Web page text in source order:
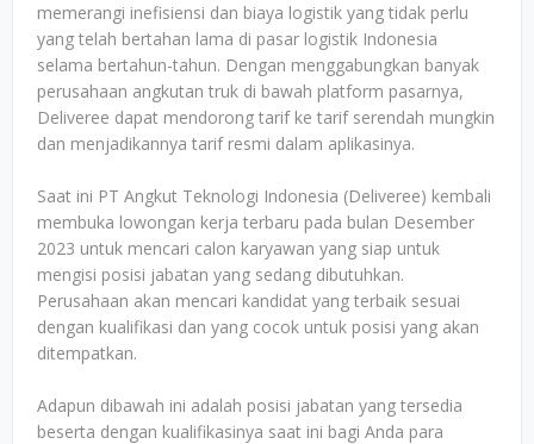
memerangi inefisiensi dan biaya logistik yang tidak perlu
yang telah bertahan lama di pasar logistik Indonesia
selama bertahun-tahun. Dengan menggabungkan banyak
perusahaan angkutan truk di bawah platform pasarnya,
Deliveree dapat mendorong tarif ke tarif serendah mungkin
dan menjadikannya tarif resmi dalam aplikasinya.
Saat ini PT Angkut Teknologi Indonesia (Deliveree) kembali
membuka lowongan kerja terbaru pada bulan Desember
2023 untuk mencari calon karyawan yang siap untuk
mengisi posisi jabatan yang sedang dibutuhkan.
Perusahaan akan mencari kandidat yang terbaik sesuai
dengan kualifikasi dan yang cocok untuk posisi yang akan
ditempatkan.
Adapun dibawah ini adalah posisi jabatan yang tersedia
beserta dengan kualifikasinya saat ini bagi Anda para